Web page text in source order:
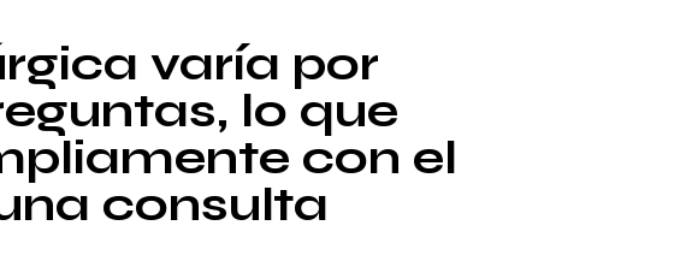
varía por
lo que
con el
consulta